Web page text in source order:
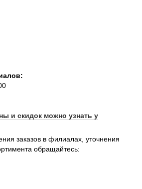
и скидок можно узнать у
заказов в филиалах, уточнения
обращайтесь: